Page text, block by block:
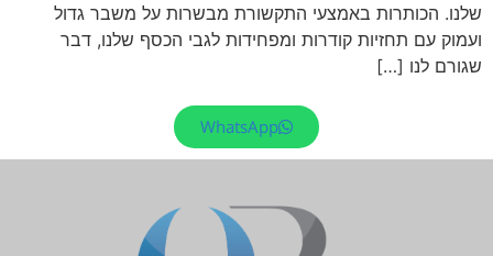
שלנו. הכותרות באמצעי התקשורת מבשרות על משבר גדול
ועמוק עם תחזיות קודרות ומפחידות לגבי הכסף שלנו, דבר
שגורם לנו […]
WhatsApp